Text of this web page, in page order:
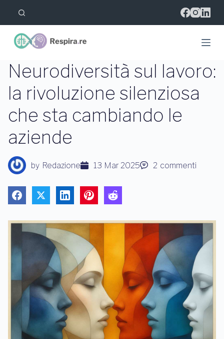
l
l
c
n
t
n
t
o
Neurodiversità sul lavoro:
la rivoluzione silenziosa
che sta cambiando le
aziende
by Redazione 13 Mar 2025 2 commenti